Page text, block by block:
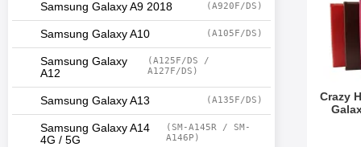
Samsung Galaxy A9 2018 (A920F/DS)
Samsung Galaxy A10 (A105F/DS)
Samsung Galaxy
A12
(A125F/DS /
A127F/DS)
Samsung Galaxy A13 (A135F/DS)
Samsung Galaxy A14
4G / 5G
(SM-A145R / SM-
A146P)
Crazy
Art. nr